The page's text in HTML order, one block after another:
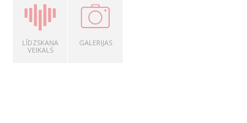
LĪDZSKAŅA
VEIKALS
GALERIJAS